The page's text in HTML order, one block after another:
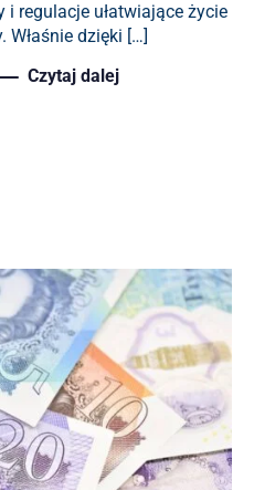
regulacje ułatwiające życie
Właśnie dzięki […]
Czytaj dalej